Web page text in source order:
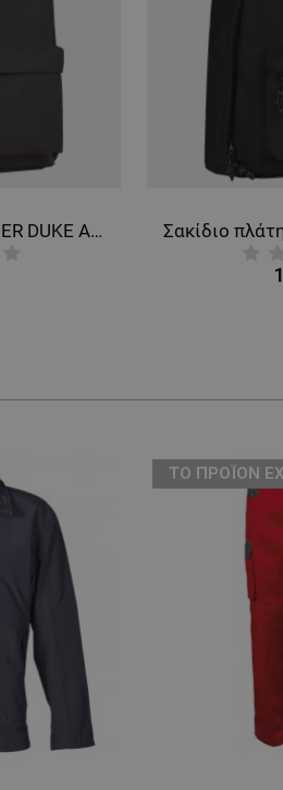
Σακίδιο πλάτης PAYPER DUKE ANTHRACITE 26L
ТΟ ΠΡΟΪΌΝ